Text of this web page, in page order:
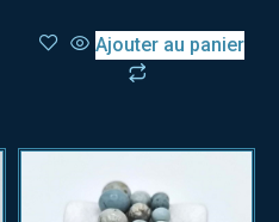
Ajouter au panier